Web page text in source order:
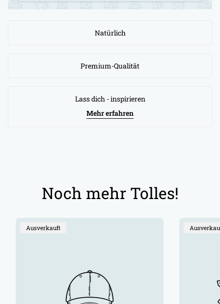
Natürlich
Premium-Qualität
Lass dich - inspirieren
Mehr erfahren
Noch mehr Tolles!
Produktbezeichnung:
Ausverkauft